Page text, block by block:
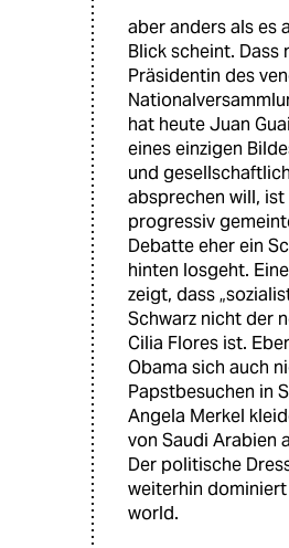
aber anders als es
Blick scheint. Dass
Präsidentin des
hat heute Juan
eines einzigen
und
absprechen will, ist
progressiv
Debatte eher ein
hinten losgeht.
zeigt, dass
Schwarz nicht der
Cilia Flores ist.
Obama sich auch
Papstbesuchen in
Angela Merkel
von Saudi Arabien
Der politische
weiterhin
world.